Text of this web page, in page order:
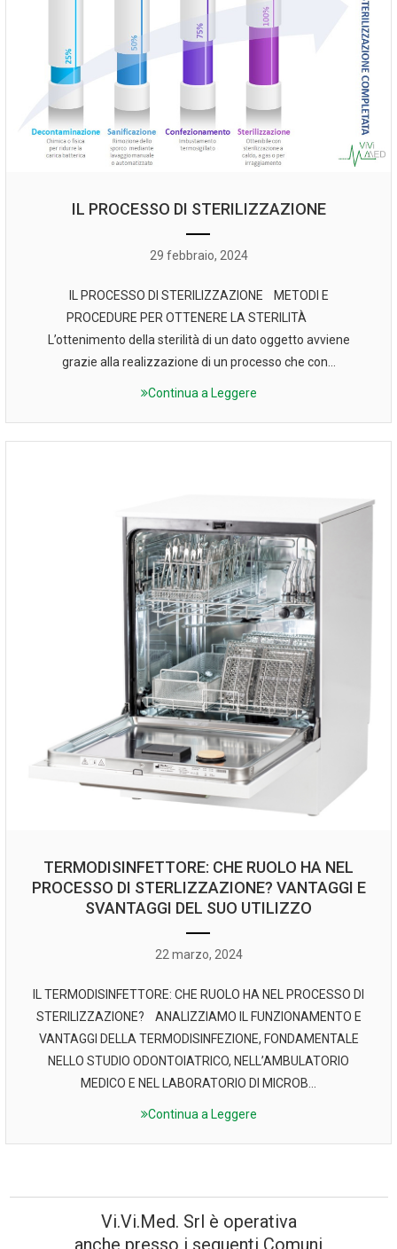
IL PROCESSO DI STERILIZZAZIONE
29 febbraio, 2024
IL PROCESSO DI STERILIZZAZIONE METODI E
PROCEDURE PER OTTENERE LA STERILITÀ
L’ottenimento della sterilità di un dato oggetto avviene
grazie alla realizzazione di un processo che con...
Continua a Leggere
TERMODISINFETTORE: CHE RUOLO HA NEL
PROCESSO DI STERLIZZAZIONE? VANTAGGI E
SVANTAGGI DEL SUO UTILIZZO
22 marzo, 2024
IL TERMODISINFETTORE: CHE RUOLO HA NEL PROCESSO DI
STERILIZZAZIONE? ANALIZZIAMO IL FUNZIONAMENTO E
VANTAGGI DELLA TERMODISINFEZIONE, FONDAMENTALE
NELLO STUDIO ODONTOIATRICO, NELL’AMBULATORIO
MEDICO E NEL LABORATORIO DI MICROB...
Continua a Leggere
Vi.Vi.Med. Srl è operativa